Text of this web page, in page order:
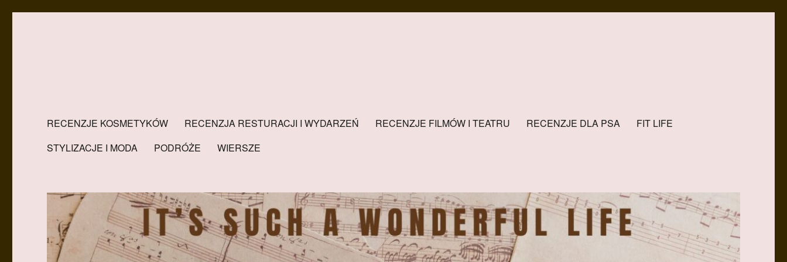
RECENZJE KOSMETYKÓW RECENZJA RESTURACJI I WYDARZEŃ RECENZJE FILMÓW I TEATRU RECENZJE DLA PSA
FIT LIFE
STYLIZACJE I MODA
PODRÓŻE WIERSZE